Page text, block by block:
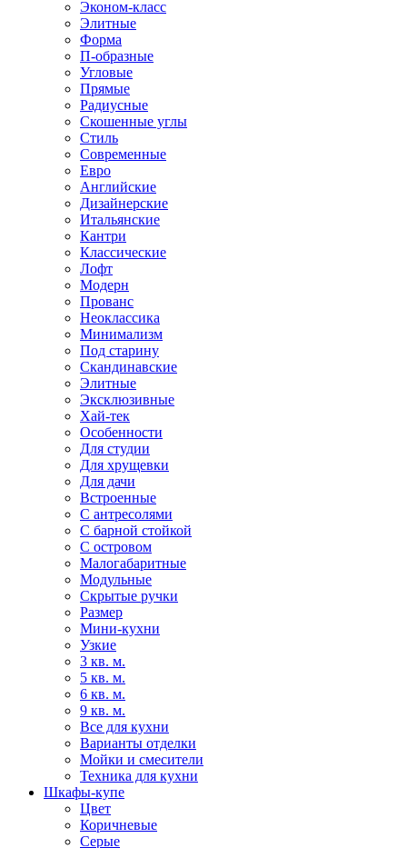
Эконом-класс
Элитные
Форма
П-образные
Угловые
Прямые
Радиусные
Скошенные углы
Стиль
Современные
Евро
Английские
Дизайнерские
Итальянские
Кантри
Классические
Лофт
Модерн
Прованс
Неоклассика
Минимализм
Под старину
Скандинавские
Элитные
Эксклюзивные
Хай-тек
Особенности
Для студии
Для хрущевки
Для дачи
Встроенные
С антресолями
С барной стойкой
С островом
Малогабаритные
Модульные
Скрытые ручки
Размер
Мини-кухни
Узкие
3 кв. м.
5 кв. м.
6 кв. м.
9 кв. м.
Все для кухни
Варианты отделки
Мойки и смесители
Техника для кухни
Шкафы-купе
Цвет
Коричневые
Серые